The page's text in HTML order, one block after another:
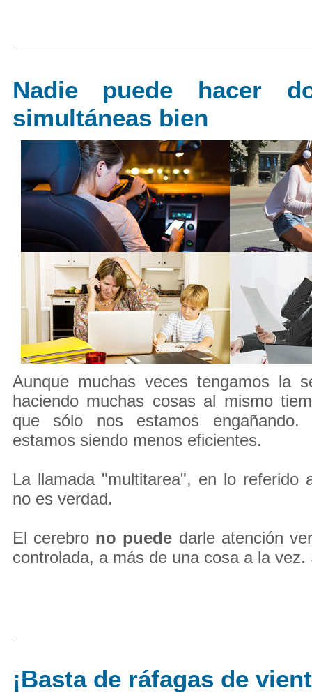
Nadie puede hacer
simultáneas bien
Aunque muchas veces tengamos la
haciendo muchas cosas al mismo
que sólo nos estamos
estamos siendo menos eficientes.
La llamada "multitarea", en lo referido
no es verdad.
El cerebro no puede darle atención
controlada, a más de una cosa a la
¡Basta de ráfagas de